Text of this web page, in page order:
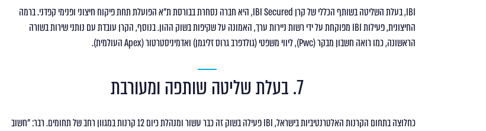
IBI, בעלת השליטה בשותף הכללי של קרן IBI Secured, היא חברה נסחרת בבורסת ת"א הפועלת תחת פיקוח חיצוני ופנימי קפדני. ברמה
החיצונית, פעילות IBI מפוקחת על ידי רשות ניירות ערך, האמונה על שקיפות בשוק ההון. בנוסף, הקרן עובדת עם נותני שירות בשורה
הראשונה, כמו רואה חשבון מבקר (Pwc), ליווי משפטי (גולדפרב גרוס זליגמן) ואדמיניסטרטור (Apex העולמית).
7. בעלת שליטה שותפה ומעורבת
כחלוצה בתחום הקרנות האלטרנטיביות בישראל, IBI פעילה בשוק זה כבר עשור ומנהלת כיום 12 קרנות במגוון רחב של תחומים. רבר: "חשוב